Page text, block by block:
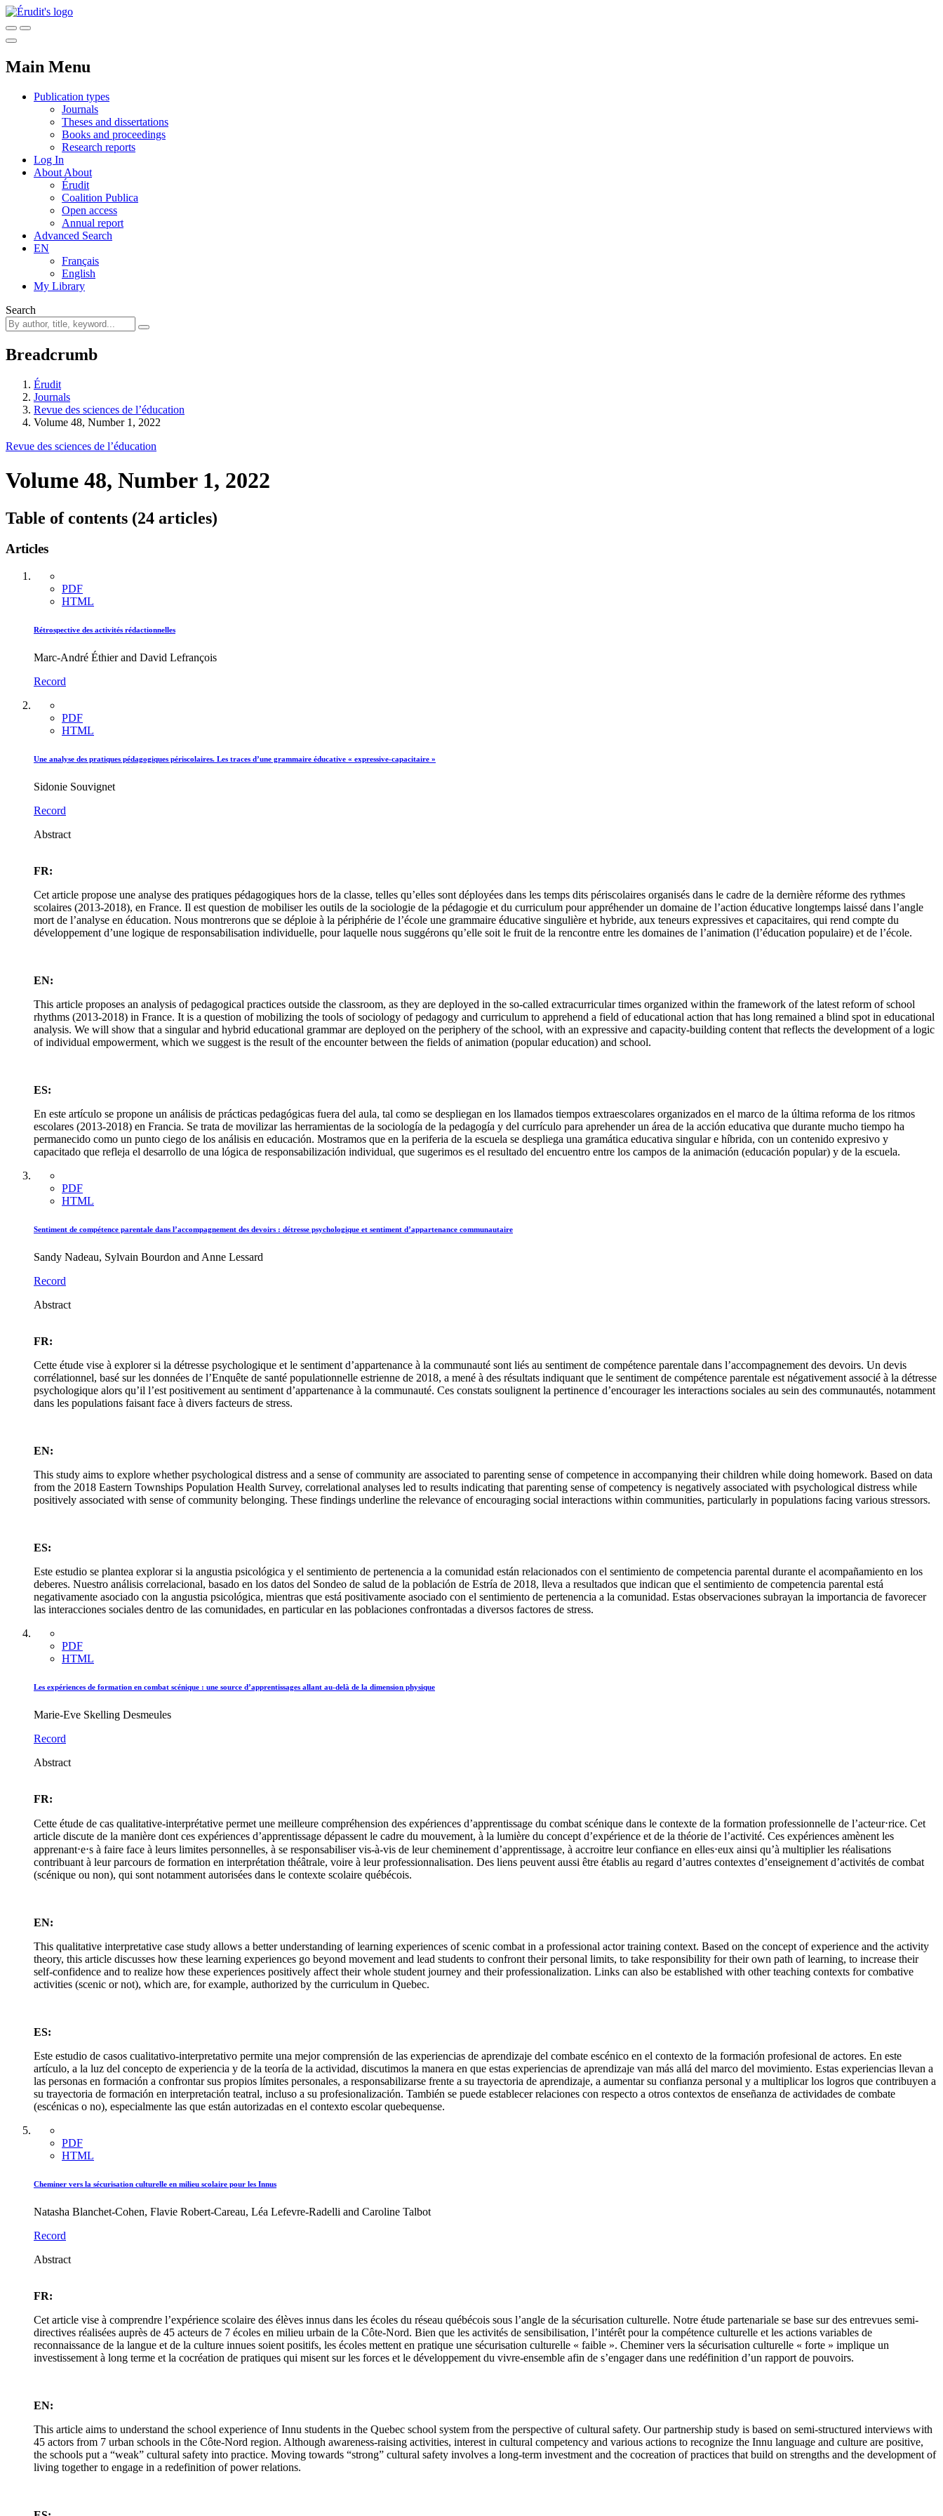
Main Menu
Publication types
Journals
Theses and dissertations
Books and proceedings
Research reports
Log In
About About
Érudit
Coalition Publica
Open access
Annual report
Advanced Search
EN
Français
English
My Library
Search
Breadcrumb
Érudit
Journals
Revue des sciences de l’éducation
Volume 48, Number 1, 2022
Revue des sciences de l’éducation
Volume 48, Number 1, 2022
Table of contents (24 articles)
Articles
PDF
HTML
Rétrospective des activités rédactionnelles
Marc-André Éthier and David Lefrançois
Record
PDF
HTML
Une analyse des pratiques pédagogiques périscolaires. Les traces d’une grammaire éducative « expressive-capacitaire »
Sidonie Souvignet
Record
Abstract
FR:
Cet article propose une analyse des pratiques pédagogiques hors de la classe, telles qu’elles sont déployées dans les temps dits périscolaires organisés dans le cadre de la dernière réforme des rythmes
scolaires (2013-2018), en France. Il est question de mobiliser les outils de la sociologie de la pédagogie et du curriculum pour appréhender un domaine de l’action éducative longtemps laissé dans l’angle
mort de l’analyse en éducation. Nous montrerons que se déploie à la périphérie de l’école une grammaire éducative singulière et hybride, aux teneurs expressives et capacitaires, qui rend compte du
développement d’une logique de responsabilisation individuelle, pour laquelle nous suggérons qu’elle soit le fruit de la rencontre entre les domaines de l’animation (l’éducation populaire) et de l’école.
EN:
This article proposes an analysis of pedagogical practices outside the classroom, as they are deployed in the so-called extracurricular times organized within the framework of the latest reform of school
rhythms (2013-2018) in France. It is a question of mobilizing the tools of sociology of pedagogy and curriculum to apprehend a field of educational action that has long remained a blind spot in educational
analysis. We will show that a singular and hybrid educational grammar are deployed on the periphery of the school, with an expressive and capacity-building content that reflects the development of a logic
of individual empowerment, which we suggest is the result of the encounter between the fields of animation (popular education) and school.
ES:
En este artículo se propone un análisis de prácticas pedagógicas fuera del aula, tal como se despliegan en los llamados tiempos extraescolares organizados en el marco de la última reforma de los ritmos
escolares (2013-2018) en Francia. Se trata de movilizar las herramientas de la sociología de la pedagogía y del currículo para aprehender un área de la acción educativa que durante mucho tiempo ha
permanecido como un punto ciego de los análisis en educación. Mostramos que en la periferia de la escuela se despliega una gramática educativa singular e híbrida, con un contenido expresivo y
capacitado que refleja el desarrollo de una lógica de responsabilización individual, que sugerimos es el resultado del encuentro entre los campos de la animación (educación popular) y de la escuela.
PDF
HTML
Sentiment de compétence parentale dans l’accompagnement des devoirs : détresse psychologique et sentiment d’appartenance communautaire
Sandy Nadeau, Sylvain Bourdon and Anne Lessard
Record
Abstract
FR:
Cette étude vise à explorer si la détresse psychologique et le sentiment d’appartenance à la communauté sont liés au sentiment de compétence parentale dans l’accompagnement des devoirs. Un devis
corrélationnel, basé sur les données de l’Enquête de santé populationnelle estrienne de 2018, a mené à des résultats indiquant que le sentiment de compétence parentale est négativement associé à la détresse
psychologique alors qu’il l’est positivement au sentiment d’appartenance à la communauté. Ces constats soulignent la pertinence d’encourager les interactions sociales au sein des communautés, notamment
dans les populations faisant face à divers facteurs de stress.
EN:
This study aims to explore whether psychological distress and a sense of community are associated to parenting sense of competence in accompanying their children while doing homework. Based on data
from the 2018 Eastern Townships Population Health Survey, correlational analyses led to results indicating that parenting sense of competency is negatively associated with psychological distress while
positively associated with sense of community belonging. These findings underline the relevance of encouraging social interactions within communities, particularly in populations facing various stressors.
ES:
Este estudio se plantea explorar si la angustia psicológica y el sentimiento de pertenencia a la comunidad están relacionados con el sentimiento de competencia parental durante el acompañamiento en los
deberes. Nuestro análisis correlacional, basado en los datos del Sondeo de salud de la población de Estría de 2018, lleva a resultados que indican que el sentimiento de competencia parental está
negativamente asociado con la angustia psicológica, mientras que está positivamente asociado con el sentimiento de pertenencia a la comunidad. Estas observaciones subrayan la importancia de favorecer
las interacciones sociales dentro de las comunidades, en particular en las poblaciones confrontadas a diversos factores de stress.
PDF
HTML
Les expériences de formation en combat scénique : une source d’apprentissages allant au-delà de la dimension physique
Marie-Eve Skelling Desmeules
Record
Abstract
FR:
Cette étude de cas qualitative-interprétative permet une meilleure compréhension des expériences d’apprentissage du combat scénique dans le contexte de la formation professionnelle de l’acteur⋅rice. Cet
article discute de la manière dont ces expériences d’apprentissage dépassent le cadre du mouvement, à la lumière du concept d’expérience et de la théorie de l’activité. Ces expériences amènent les
apprenant⋅e⋅s à faire face à leurs limites personnelles, à se responsabiliser vis-à-vis de leur cheminement d’apprentissage, à accroitre leur confiance en elles⋅eux ainsi qu’à multiplier les réalisations
contribuant à leur parcours de formation en interprétation théâtrale, voire à leur professionnalisation. Des liens peuvent aussi être établis au regard d’autres contextes d’enseignement d’activités de combat
(scénique ou non), qui sont notamment autorisées dans le contexte scolaire québécois.
EN:
This qualitative interpretative case study allows a better understanding of learning experiences of scenic combat in a professional actor training context. Based on the concept of experience and the activity
theory, this article discusses how these learning experiences go beyond movement and lead students to confront their personal limits, to take responsibility for their own path of learning, to increase their
self-confidence and to realize how these experiences positively affect their whole student journey and their professionalization. Links can also be established with other teaching contexts for combative
activities (scenic or not), which are, for example, authorized by the curriculum in Quebec.
ES:
Este estudio de casos cualitativo-interpretativo permite una mejor comprensión de las experiencias de aprendizaje del combate escénico en el contexto de la formación profesional de actores. En este
artículo, a la luz del concepto de experiencia y de la teoría de la actividad, discutimos la manera en que estas experiencias de aprendizaje van más allá del marco del movimiento. Estas experiencias llevan a
las personas en formación a confrontar sus propios límites personales, a responsabilizarse frente a su trayectoria de aprendizaje, a aumentar su confianza personal y a multiplicar los logros que contribuyen a
su trayectoria de formación en interpretación teatral, incluso a su profesionalización. También se puede establecer relaciones con respecto a otros contextos de enseñanza de actividades de combate
(escénicas o no), especialmente las que están autorizadas en el contexto escolar quebequense.
PDF
HTML
Cheminer vers la sécurisation culturelle en milieu scolaire pour les Innus
Natasha Blanchet-Cohen, Flavie Robert-Careau, Léa Lefevre-Radelli and Caroline Talbot
Record
Abstract
FR:
Cet article vise à comprendre l’expérience scolaire des élèves innus dans les écoles du réseau québécois sous l’angle de la sécurisation culturelle. Notre étude partenariale se base sur des entrevues semi-
directives réalisées auprès de 45 acteurs de 7 écoles en milieu urbain de la Côte-Nord. Bien que les activités de sensibilisation, l’intérêt pour la compétence culturelle et les actions variables de
reconnaissance de la langue et de la culture innues soient positifs, les écoles mettent en pratique une sécurisation culturelle « faible ». Cheminer vers la sécurisation culturelle « forte » implique un
investissement à long terme et la cocréation de pratiques qui misent sur les forces et le développement du vivre-ensemble afin de s’engager dans une redéfinition d’un rapport de pouvoirs.
EN:
This article aims to understand the school experience of Innu students in the Quebec school system from the perspective of cultural safety. Our partnership study is based on semi-structured interviews with
45 actors from 7 urban schools in the Côte-Nord region. Although awareness-raising activities, interest in cultural competency and various actions to recognize the Innu language and culture are positive,
the schools put a “weak” cultural safety into practice. Moving towards “strong” cultural safety involves a long-term investment and the cocreation of practices that build on strengths and the development of
living together to engage in a redefinition of power relations.